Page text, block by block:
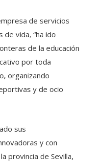
de servicios
de vida, “ha ido
de la educación
por toda
organizando
y de ocio
sus
y con
provincia de Sevilla,